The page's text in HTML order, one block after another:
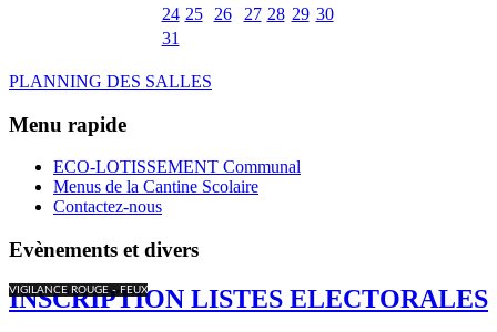
24 25 26 27 28 29 30
31
PLANNING DES SALLES
Menu rapide
ECO-LOTISSEMENT Communal
Menus de la Cantine Scolaire
Contactez-nous
Evènements et divers
VIGILANCE ROUGE - FEUX
INSCRIPTION LISTES ELECTORALES